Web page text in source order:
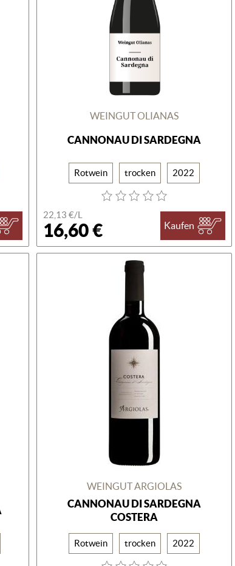
WEINGUT OLIANAS
CANNONAU DI SARDEGNA
Rotwein trocken 2022
22,13 €/L
16,60 € Kaufen
WEINGUT ARGIOLAS
CANNONAU DI SARDEGNA
COSTERA
Rotwein trocken 2022